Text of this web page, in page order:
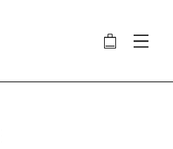
🛍 ⋮